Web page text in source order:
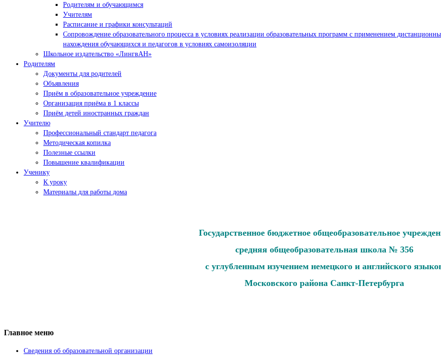
Родителям и обучающимся
Учителям
Расписание и графики консультаций
Сопровождение образовательного процесса в условиях реализации образовательных программ с применением
нахождения обучающихся и педагогов в условиях самоизоляции
Школьное издательство «ЛингвАН»
Родителям
Документы для родителей
Объявления
Приём в образовательное учреждение
Организация приёма в 1 классы
Приём детей иностранных граждан
Учителю
Профессиональный стандарт педагога
Методическая копилка
Полезные ссылки
Повышение квалификации
Ученику
К уроку
Материалы для работы дома
Государственное бюджетное общеобразовательное
средняя общеобразовательная школа № 356
с углубленным изучением немецкого и английского
Московского района Санкт-Петербурга
Главное меню
Сведения об образовательной организации